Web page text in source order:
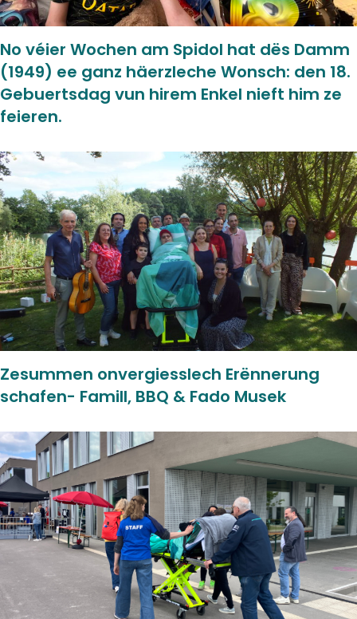
No véier Wochen am Spidol hat dës Damm
(1949) ee ganz häerzleche Wonsch: den 18.
Gebuertsdag vun hirem Enkel nieft him ze
feieren.
Zesummen onvergiesslech Erënnerung
schafen- Famill, BBQ & Fado Musek